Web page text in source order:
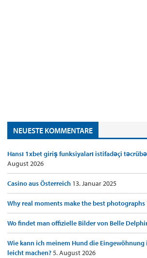
NEUESTE KOMMENTARE
Hansı 1xbet giriş funksiyaları istifadəçi
August 2026
Casino aus Österreich 13. Januar 2025
Why real moments make the best photographs
Wo findet man offizielle Bilder von Belle
Wie kann ich meinem Hund die
leicht machen?5. August 2026